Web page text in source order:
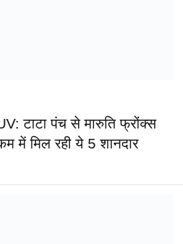
टाटा पंच से मारुति फ्रोंक्स
मिल रही ये 5 शानदार